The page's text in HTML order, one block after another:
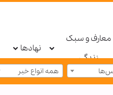
معارف و سبک
زندگی
نهادها
همه انواع خبر